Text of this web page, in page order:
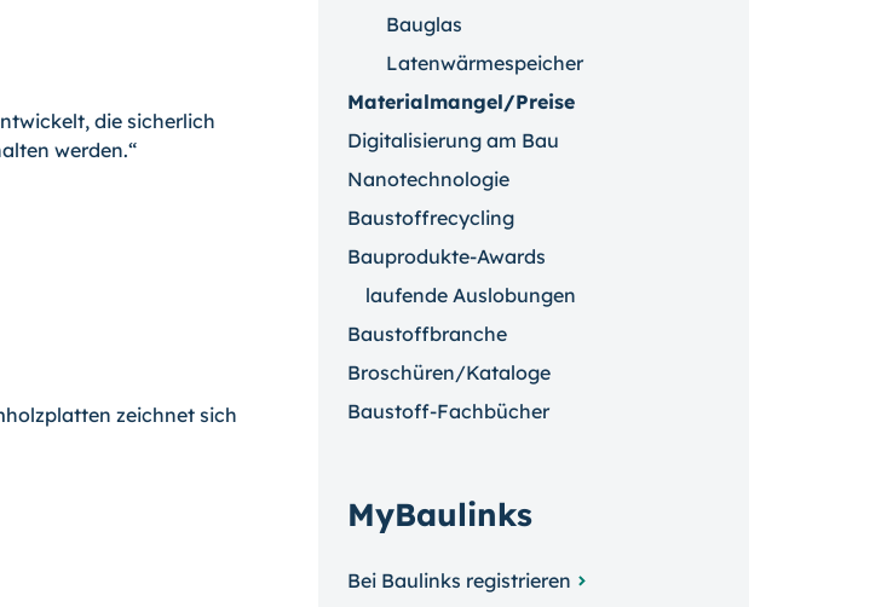
die sicherlich
werden.“
zeichnet sich
Bauglas
Latenwärmespeicher
Materialmangel/Preise
Digitalisierung am Bau
Nanotechnologie
Baustoffrecycling
Bauprodukte-Awards
laufende Auslobungen
Baustoffbranche
Broschüren/Kataloge
Baustoff-Fachbücher
MyBaulinks
Bei Baulinks registrieren